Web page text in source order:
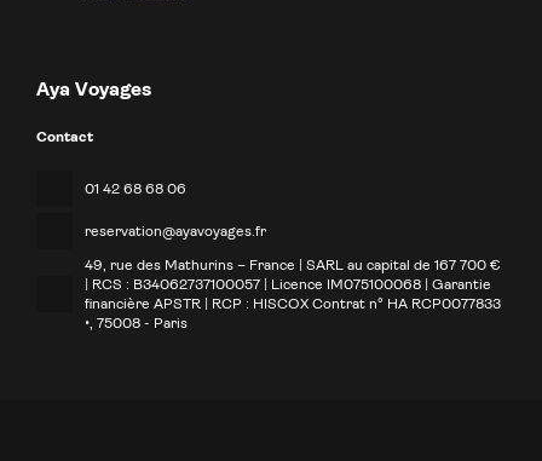
Aya Voyages
Contact
01 42 68 68 06
reservation@ayavoyages.fr
49, rue des Mathurins – France | SARL au capital de 167 700 €
| RCS : B34062737100057 | Licence IM075100068 | Garantie
financière APSTR | RCP : HISCOX Contrat n° HA RCP0077833
• , 75008 - Paris